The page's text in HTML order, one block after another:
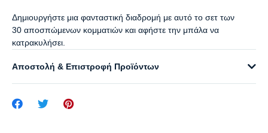
Δημιουργήστε μια φανταστική διαδρομή με αυτό το σετ των
30 αποσπώμενων κομματιών και αφήστε την μπάλα να
κατρακυλήσει.
Αποστολή & Επιστροφή Προϊόντων